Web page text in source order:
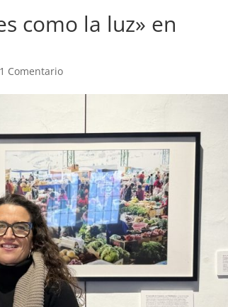
como la luz» en
1 Comentario